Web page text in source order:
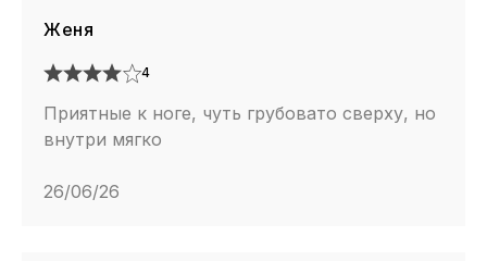
Женя
4
Приятные к ноге, чуть грубовато сверху, но
внутри мягко
26/06/26